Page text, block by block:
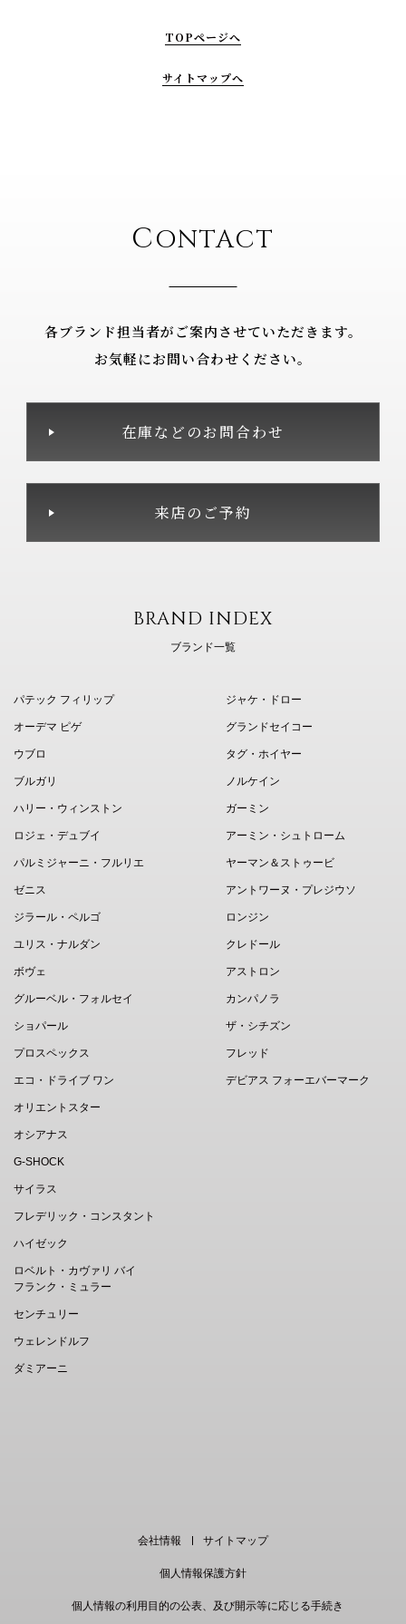
TOPページへ
サイトマップへ
CONTACT
各ブランド担当者がご案内させていただきます。
お気軽にお問い合わせください。
在庫などのお問合わせ
来店のご予約
BRAND INDEX
ブランド一覧
パテック フィリップ
オーデマ ピゲ
ウブロ
ブルガリ
ハリー・ウィンストン
ロジェ・デュブイ
パルミジャーニ・フルリエ
ゼニス
ジラール・ペルゴ
ユリス・ナルダン
ボヴェ
グルーベル・フォルセイ
ショパール
ジャケ・ドロー
グランドセイコー
タグ・ホイヤー
ノルケイン
ガーミン
アーミン・シュトローム
ヤーマン＆ストゥービ
アントワーヌ・プレジウソ
ロンジン
クレドール
アストロン
カンパノラ
ザ・シチズン
プロスペックス
エコ・ドライブ ワン
オリエントスター
オシアナス
G-SHOCK
サイラス
フレデリック・コンスタント
ハイゼック
ロベルト・カヴァリ バイ
フランク・ミュラー
センチュリー
ウェレンドルフ
ダミアーニ
フレッド
デビアス フォーエバーマーク
会社情報 サイトマップ
個人情報保護方針
個人情報の利用目的の公表、及び開示等に応じる手続き